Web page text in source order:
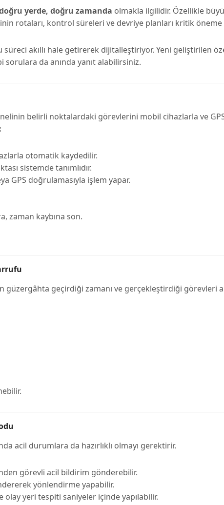
yerde, doğru zamanda olmakla ilgilidir. Özellikle
rotaları, kontrol süreleri ve devriye planları kritik öneme
süreci akıllı hale getirerek dijitalleştiriyor. Yeni geliştirilen
sorulara da anında yanıt alabilirsiniz.
belirli noktalardaki görevlerini mobil cihazlarla ve
otomatik kaydedilir.
sistemde tanımlıdır.
GPS doğrulamasıyla işlem yapar.
zaman kaybına son.
güzergâhta geçirdiği zamanı ve gerçekleştirdiği görevleri
acil durumlara da hazırlıklı olmayı gerektirir.
görevli acil bildirim gönderebilir.
yönlendirme yapabilir.
olay yeri tespiti saniyeler içinde yapılabilir.